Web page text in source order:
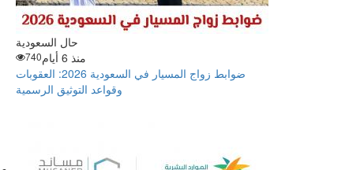
حال السعودية
منذ 6 أيام
740
ضوابط زواج المسيار في السعودية 2026: العقوبات
وقواعد التوثيق الرسمية